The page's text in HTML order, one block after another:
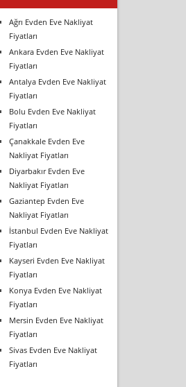
Ağrı Evden Eve Nakliyat
Fiyatları
Ankara Evden Eve Nakliyat
Fiyatları
Antalya Evden Eve Nakliyat
Fiyatları
Bolu Evden Eve Nakliyat
Fiyatları
Çanakkale Evden Eve
Nakliyat Fiyatları
Diyarbakır Evden Eve
Nakliyat Fiyatları
Gaziantep Evden Eve
Nakliyat Fiyatları
İstanbul Evden Eve Nakliyat
Fiyatları
Kayseri Evden Eve Nakliyat
Fiyatları
Konya Evden Eve Nakliyat
Fiyatları
Mersin Evden Eve Nakliyat
Fiyatları
Sivas Evden Eve Nakliyat
Fiyatları